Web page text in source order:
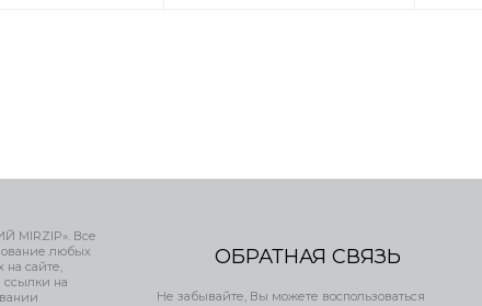
MIRZIP». Все
любых
сайте,
ссылки на
ОБРАТНАЯ СВЯЗЬ
Не забывайте, Вы можете воспользоваться